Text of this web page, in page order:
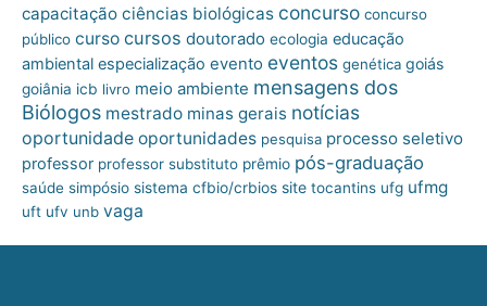
capacitação ciências biológicas concurso concurso
público curso cursos doutorado ecologia educação
ambiental especialização evento eventos genética goiás
goiânia icb livro meio ambiente mensagens dos
Biólogos mestrado minas gerais notícias
oportunidade oportunidades pesquisa processo seletivo
professor professor substituto prêmio pós-graduação
saúde simpósio sistema cfbio/crbios site tocantins ufg ufmg
uft ufv unb vaga